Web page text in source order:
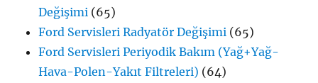
Değişimi (65)
Ford Servisleri Radyatör Değişimi (65)
Ford Servisleri Periyodik Bakım (Yağ+Yağ-
Hava-Polen-Yakıt Filtreleri) (64)